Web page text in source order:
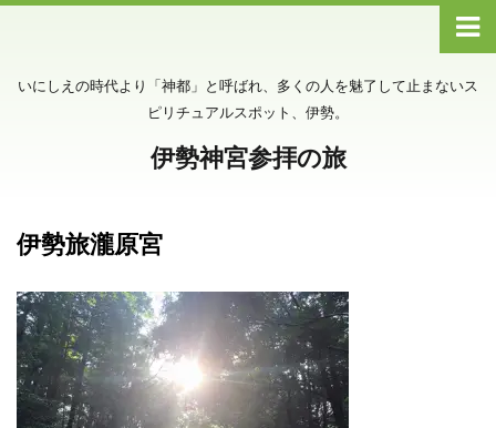
いにしえの時代より「神都」と呼ばれ、多くの人を魅了して止まないス
ピリチュアルスポット、伊勢。
伊勢神宮参拝の旅
伊勢旅瀧原宮